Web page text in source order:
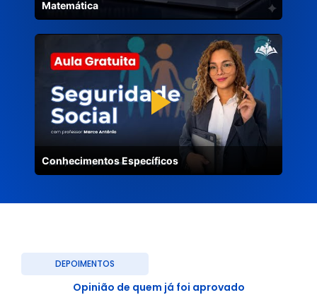
Matemática
Conhecimentos Específicos
DEPOIMENTOS
Opinião de quem já foi aprovado